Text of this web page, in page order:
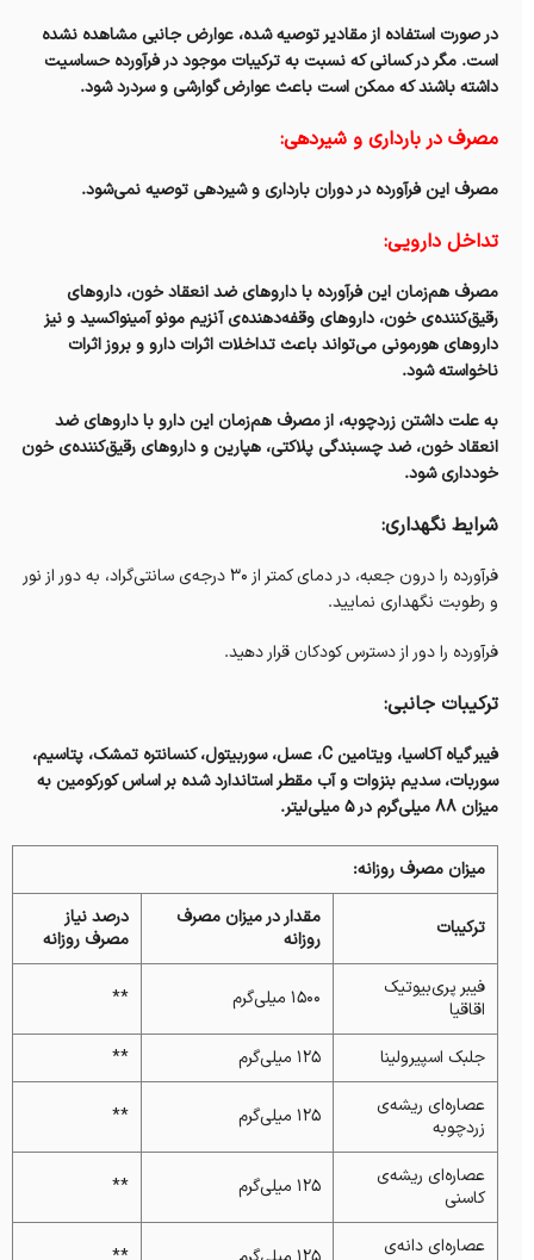
در صورت استفاده از مقادیر توصیه شده، عوارض جانبی مشاهده نشده
است. مگر در کسانی که نسبت به ترکیبات موجود در فرآورده حساسیت
داشته باشند که ممکن است باعث عوارض گوارشی و سردرد شود.
مصرف در بارداری و شیردهی:
مصرف‌ این فرآورده در دوران بارداری و شیردهی توصیه نمی‌شود.
تداخل دارویی:
مصرف هم‌زمان این فرآورده با داروهای ضد انعقاد خون، داروهای
رقیق‌کننده‌ی خون، داروهای وقفه‌دهنده‌ی آنزیم مونو آمینواکسید و نیز
داروهای هورمونی می‌تواند باعث تداخلات اثرات دارو و بروز اثرات
ناخواسته شود.
به علت داشتن زردچوبه، از مصرف هم‌زمان این دارو با داروهای ضد
انعقاد خون، ضد چسبندگی پلاکتی، هپارین و داروهای رقیق‌کننده‌ی خون
خودداری شود.
شرایط نگهداری:
فرآورده را درون جعبه، در دمای کمتر از ۳۰ درجه‌ی سانتی‌گراد، به دور از نور
و رطوبت نگهداری نمایید.
فرآورده را دور از دسترس کودکان قرار دهید.
ترکیبات جانبی:
فیبر گیاه آکاسیا، ويتامين C، عسل، سوربیتول، کنسانتره تمشک، پتاسیم،
سوربات، سدیم بنزوات و آب مقطر استاندارد شده بر اساس کورکومین به
میزان ۸۸ میلی‌گرم در ۵ میلی‌لیتر.
میزان مصرف روزانه:
ترکیبات
مقدار در میزان مصرف
روزانه
درصد نیاز
مصرف روزانه
فیبر پری‌بیوتیک
اقاقیا
۱۵۰۰ میلی‌گرم **
جلبک اسپیرولینا ۱۲۵ میلی‌گرم
**
عصاره‌ای ریشه‌ی
زردچوبه
۱۲۵ میلی‌گرم **
عصاره‌ای ریشه‌ی
کاسنی
۱۲۵ میلی‌گرم **
عصاره‌ای دانه‌ی